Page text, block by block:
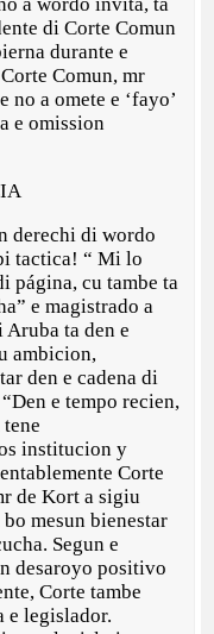
di Corte Comun
durante e
Comun, mr
no a omete e ‘fayo’
e omission
derechi di wordo
tactica! “ Mi lo
página, cu tambe ta
e magistrado a
ta den e
ambicion,
den e cadena di
e tempo recien,
institucion y
Corte
de Kort a sigiu
mesun bienestar
Segun e
desaroyo positivo
Corte tambe
e legislador.